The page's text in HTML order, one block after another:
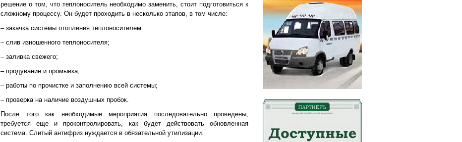
решение о том, что теплоноситель необходимо заменить, стоит подготовиться к
сложному процессу. Он будет проходить в несколько этапов, в том числе:
– закачка системы отопления теплоносителем
– слив изношенного теплоносителя;
– заливка свежего;
– продувание и промывка;
– работы по прочистке и заполнению всей системы;
– проверка на наличие воздушных пробок.
После того как необходимые мероприятия последовательно проведены,
требуется еще и проконтролировать, как будет действовать обновленная
система. Слитый антифриз нуждается в обязательной утилизации.